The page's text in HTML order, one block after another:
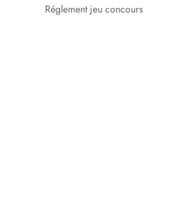
Réglement jeu concours